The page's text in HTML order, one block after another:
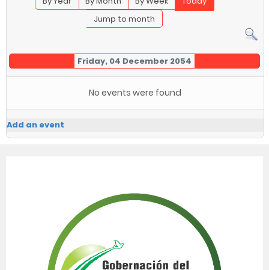
Jump to month
Friday, 04 December 2054
No events were found
Add an event